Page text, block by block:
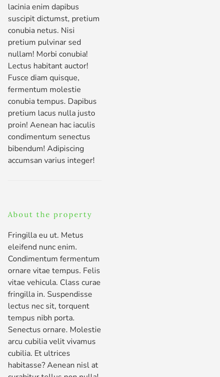
lacinia enim dapibus
suscipit dictumst, pretium
conubia netus. Nisi
pretium pulvinar sed
nullam! Morbi conubia!
Lectus habitant auctor!
Fusce diam quisque,
fermentum molestie
conubia tempus. Dapibus
pretium lacus nulla justo
proin! Aenean hac iaculis
condimentum senectus
bibendum! Adipiscing
accumsan varius integer!
About the property
Fringilla eu ut. Metus
eleifend nunc enim.
Condimentum fermentum
ornare vitae tempus. Felis
vitae vehicula. Class curae
fringilla in. Suspendisse
lectus nec sit, torquent
tempus nibh porta.
Senectus ornare. Molestie
arcu cubilia velit vivamus
cubilia. Et ultrices
habitasse? Aenean nisl at